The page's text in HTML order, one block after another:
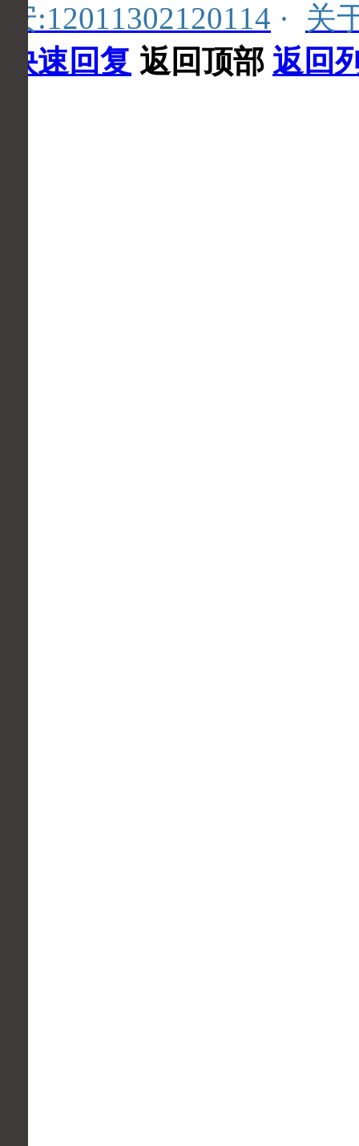
安:12011302120114 · 关
快速回复 返回顶部 返回